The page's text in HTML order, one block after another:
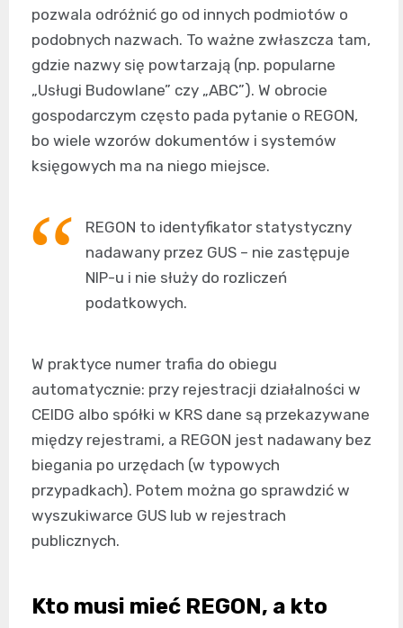
pozwala odróżnić go od innych podmiotów o
podobnych nazwach. To ważne zwłaszcza tam,
gdzie nazwy się powtarzają (np. popularne
„Usługi Budowlane” czy „ABC”). W obrocie
gospodarczym często pada pytanie o REGON,
bo wiele wzorów dokumentów i systemów
księgowych ma na niego miejsce.
REGON to identyfikator statystyczny
nadawany przez GUS – nie zastępuje
NIP-u i nie służy do rozliczeń
podatkowych.
W praktyce numer trafia do obiegu
automatycznie: przy rejestracji działalności w
CEIDG albo spółki w KRS dane są przekazywane
między rejestrami, a REGON jest nadawany bez
biegania po urzędach (w typowych
przypadkach). Potem można go sprawdzić w
wyszukiwarce GUS lub w rejestrach
publicznych.
Kto musi mieć REGON, a kto